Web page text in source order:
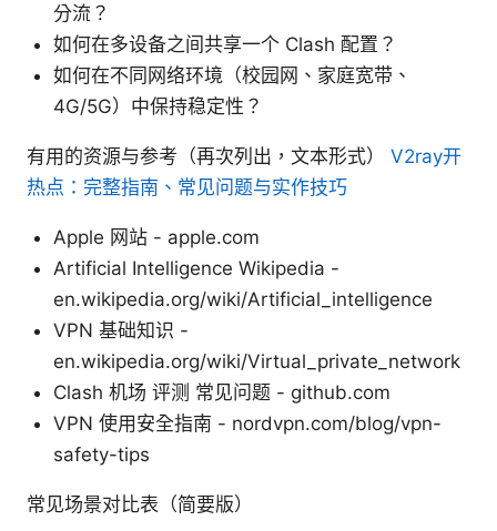
分流？
如何在多设备之间共享一个 Clash 配置？
如何在不同网络环境（校园网、家庭宽带、
4G/5G）中保持稳定性？
有用的资源与参考（再次列出，文本形式） V2ray开
热点：完整指南、常见问题与实作技巧
Apple 网站 - apple.com
Artificial Intelligence Wikipedia -
en.wikipedia.org/wiki/Artificial_intelligence
VPN 基础知识 -
en.wikipedia.org/wiki/Virtual_private_network
Clash 机场 评测 常见问题 - github.com
VPN 使用安全指南 - nordvpn.com/blog/vpn-
safety-tips
常见场景对比表（简要版）